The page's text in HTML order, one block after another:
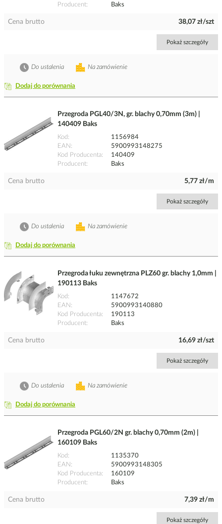
Producent
Baks
Cena brutto 38,07 zł/szt
Pokaż szczegóły
Dodaj do porównania
Na zamówienie
Do ustalenia
Przegroda PGL40/3N, gr. blachy 0,70mm (3m) |
140409 Baks
Kod
1156984
EAN
5900993148275
Kod Producenta
140409
Producent
Baks
Cena brutto 5,77 zł/m
Pokaż szczegóły
Dodaj do porównania
Na zamówienie
Do ustalenia
Przegroda łuku zewnętrzna PLZ60 gr. blachy 1,0mm |
190113 Baks
Kod
1147672
EAN
5900993140880
Kod Producenta
190113
Producent
Baks
Cena brutto 16,69 zł/szt
Pokaż szczegóły
Dodaj do porównania
Na zamówienie
Do ustalenia
Przegroda PGL60/2N gr. blachy 0,70mm (2m) |
160109 Baks
Kod
1135370
EAN
5900993148305
Kod Producenta
160109
Producent
Baks
Cena brutto 7,39 zł/m
Pokaż szczegóły